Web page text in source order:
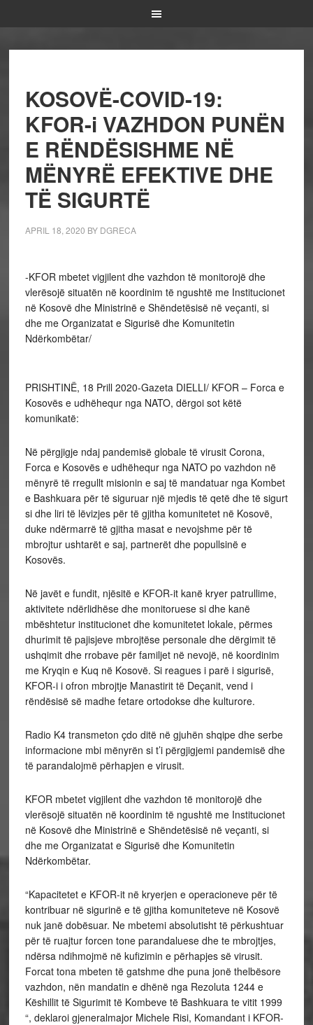
KOSOVË-COVID-19:
KFOR-i VAZHDON PUNËN
E RËNDËSISHME NË
MËNYRË EFEKTIVE DHE
TË SIGURTË
APRIL 18, 2020 BY DGRECA
-KFOR mbetet vigjilent dhe vazhdon të monitorojë dhe
vlerësojë situatën në koordinim të ngushtë me Institucionet
në Kosovë dhe Ministrinë e Shëndetësisë në veçanti, si
dhe me Organizatat e Sigurisë dhe Komunitetin
Ndërkombëtar/
PRISHTINË, 18 Prill 2020-Gazeta DIELLI/ KFOR – Forca e
Kosovës e udhëhequr nga NATO, dërgoi sot këtë
komunikatë:
Në përgjigje ndaj pandemisë globale të virusit Corona,
Forca e Kosovës e udhëhequr nga NATO po vazhdon në
mënyrë të rregullt misionin e saj të mandatuar nga Kombet
e Bashkuara për të siguruar një mjedis të qetë dhe të sigurt
si dhe liri të lëvizjes për të gjitha komunitetet në Kosovë,
duke ndërmarrë të gjitha masat e nevojshme për të
mbrojtur ushtarët e saj, partnerët dhe popullsinë e
Kosovës.
Në javët e fundit, njësitë e KFOR-it kanë kryer patrullime,
aktivitete ndërlidhëse dhe monitoruese si dhe kanë
mbështetur institucionet dhe komunitetet lokale, përmes
dhurimit të pajisjeve mbrojtëse personale dhe dërgimit të
ushqimit dhe rrobave për familjet në nevojë, në koordinim
me Kryqin e Kuq në Kosovë. Si reagues i parë i sigurisë,
KFOR-i i ofron mbrojtje Manastirit të Deçanit, vend i
rëndësisë së madhe fetare ortodokse dhe kulturore.
Radio K4 transmeton çdo ditë në gjuhën shqipe dhe serbe
informacione mbi mënyrën si t’i përgjigjemi pandemisë dhe
të parandalojmë përhapjen e virusit.
KFOR mbetet vigjilent dhe vazhdon të monitorojë dhe
vlerësojë situatën në koordinim të ngushtë me Institucionet
në Kosovë dhe Ministrinë e Shëndetësisë në veçanti, si
dhe me Organizatat e Sigurisë dhe Komunitetin
Ndërkombëtar.
“Kapacitetet e KFOR-it në kryerjen e operacioneve për të
kontribuar në sigurinë e të gjitha komuniteteve në Kosovë
nuk janë dobësuar. Ne mbetemi absolutisht të përkushtuar
për të ruajtur forcen tone parandaluese dhe te mbrojtjes,
ndërsa ndihmojmë në kufizimin e përhapjes së virusit.
Forcat tona mbeten të gatshme dhe puna jonë thelbësore
vazhdon, nën mandatin e dhënë nga Rezoluta 1244 e
Këshillit të Sigurimit të Kombeve të Bashkuara te vitit 1999
“, deklaroi gjeneralmajor Michele Risi, Komandant i KFOR-